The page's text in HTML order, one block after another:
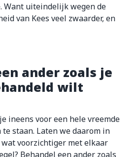
Want uiteindelijk wegen de
van Kees veel zwaarder, en
ander zoals je
wilt
ineens voor een hele vreemde
staan. Laten we daarom in
voorzichtiger met elkaar
Behandel een ander zoals